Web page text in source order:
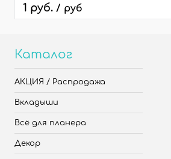
1 руб. / руб
Каталог
АКЦИЯ / Распродажа
Вкладыши
Всё для планера
Декор